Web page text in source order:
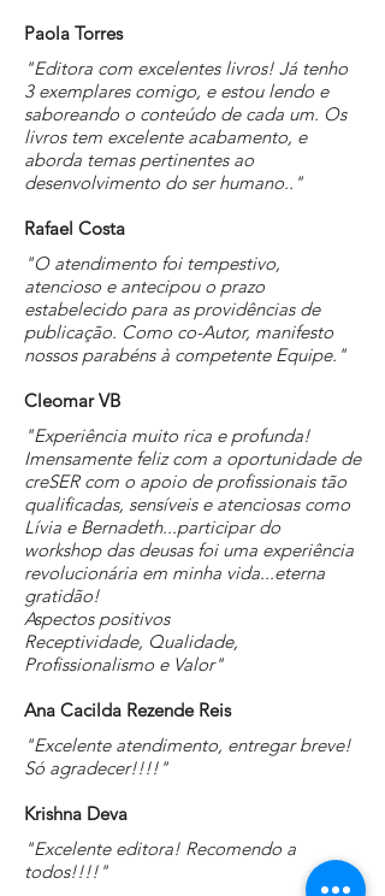
Paola Torres
"Editora com excelentes livros! Já tenho
3 exemplares comigo, e estou lendo e
saboreando o conteúdo de cada um. Os
livros tem excelente acabamento, e
aborda temas pertinentes ao
desenvolvimento do ser humano.."
Rafael Costa
"O atendimento foi tempestivo,
atencioso e antecipou o prazo
estabelecido para as providências de
publicação. Como co-Autor, manifesto
nossos parabéns à competente Equipe."
Cleomar VB
"Experiência muito rica e profunda!
Imensamente feliz com a oportunidade de
creSER com o apoio de profissionais tão
qualificadas, sensíveis e atenciosas como
Lívia e Bernadeth...participar do
workshop das deusas foi uma experiência
revolucionária em minha vida...eterna
gratidão!
Aspectos positivos
Receptividade, Qualidade,
Profissionalismo e Valor"
Ana Cacilda Rezende Reis
"Excelente atendimento, entregar breve!
Só agradecer!!!!"
Krishna Deva
"Excelente editora! Recomendo a
todos!!!!"